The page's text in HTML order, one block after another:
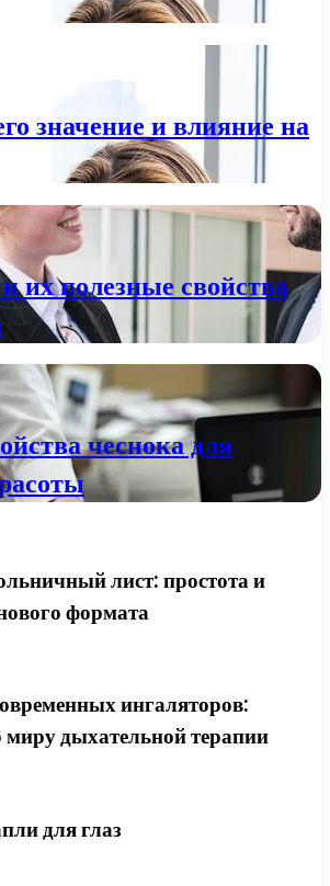
значение и влияние на
их полезные свойства
чеснока для
лист: простота и
формата
ингаляторов:
миру дыхательной терапии
для глаз